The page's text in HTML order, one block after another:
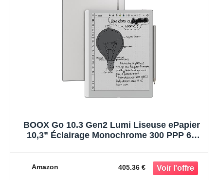
BOOX Go 10.3 Gen2 Lumi Liseuse ePapier
10,3” Éclairage Monochrome 300 PPP 64
Amazon 405.36 €